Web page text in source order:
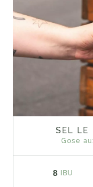
SEL LE
Gose
8 IBU